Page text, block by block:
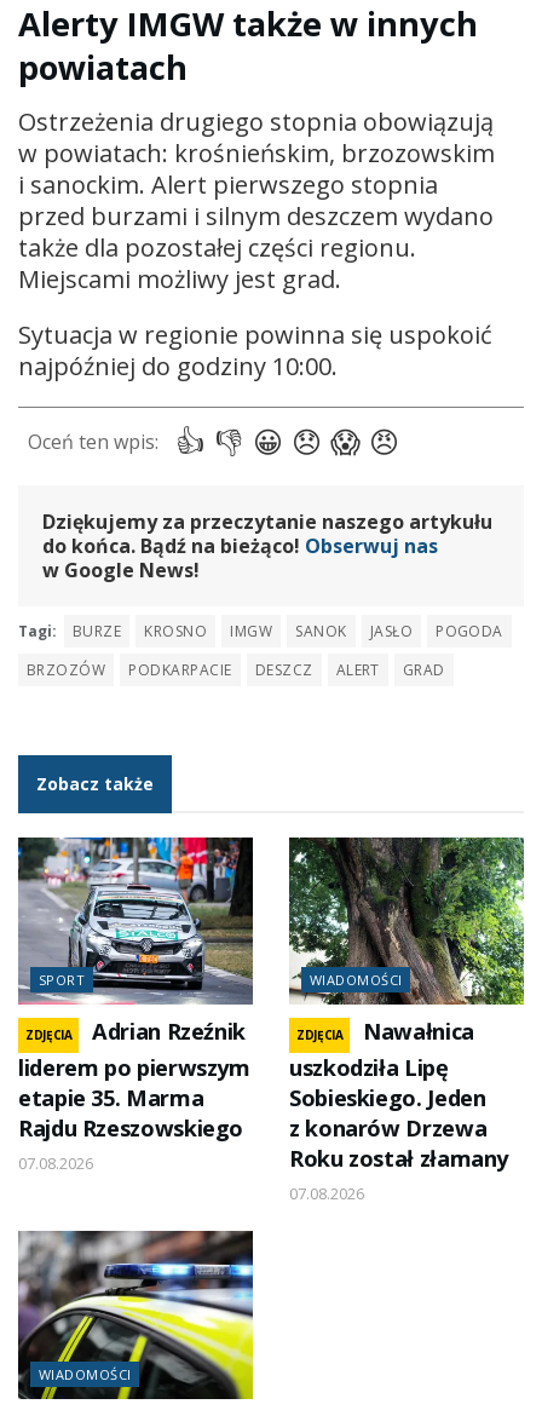
Alerty IMGW także w innych
powiatach
Ostrzeżenia drugiego stopnia obowiązują
w powiatach: krośnieńskim, brzozowskim
i sanockim. Alert pierwszego stopnia
przed burzami i silnym deszczem wydano
także dla pozostałej części regionu.
Miejscami możliwy jest grad.
Sytuacja w regionie powinna się uspokoić
najpóźniej do godziny 10:00.
Dziękujemy za przeczytanie naszego artykułu
do końca. Bądź na bieżąco! Obserwuj nas
w Google News!
Tagi: BURZE KROSNO IMGW SANOK JASŁO
POGODA
BRZOZÓW
PODKARPACIE DESZCZ ALERT GRAD
Zobacz także
SPORT
ZDJĘCIA
Adrian Rzeźnik
liderem po pierwszym
etapie 35. Marma
Rajdu Rzeszowskiego
07.08.2026
WIADOMOŚCI
ZDJĘCIA
Nawałnica
uszkodziła Lipę
Sobieskiego. Jeden
z konarów Drzewa
Roku został złamany
07.08.2026
WIADOMOŚCI